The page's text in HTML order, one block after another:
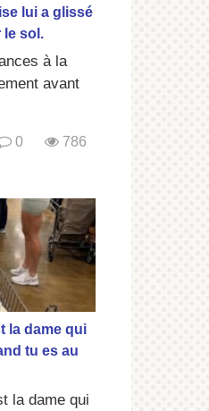
lui a glissé
le sol.
à la
avant
0 786
la dame qui
tu es au
la dame qui